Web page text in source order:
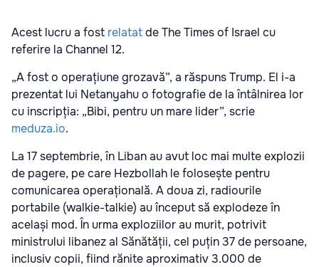
Acest lucru a fost relatatde The Times of Israel cu
referire la Channel 12.
„A fost o operațiune grozavă”, a răspuns Trump. El i-a
prezentat lui Netanyahu o fotografie de la întâlnirea lor
cu inscripția: „Bibi, pentru un mare lider”, scrie
meduza.io.
La 17 septembrie, în Liban au avut loc mai multe explozii
de pagere, pe care Hezbollah le folosește pentru
comunicarea operațională. A doua zi, radiourile
portabile (walkie-talkie) au început să explodeze în
același mod. În urma exploziilor au murit, potrivit
ministrului libanez al Sănătății, cel puțin 37 de persoane,
inclusiv copii, fiind rănite aproximativ 3.000 de